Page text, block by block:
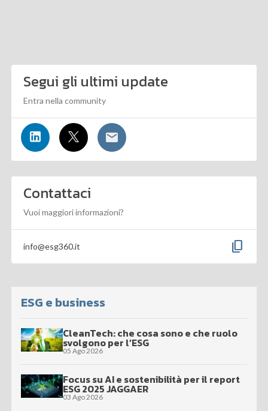
Segui gli ultimi update
Entra nella community
Contattaci
Vuoi maggiori informazioni?
info@esg360.it content_copy
ESG e business
CleanTech: che cosa sono e che ruolo
svolgono per l’ESG
05 Ago 2026
Focus su AI e sostenibilità per il report
ESG 2025 JAGGAER
03 Ago 2026